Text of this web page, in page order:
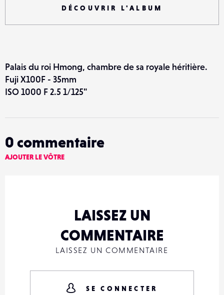
DÉCOUVRIR L'ALBUM
Palais du roi Hmong, chambre de sa royale héritière.
Fuji X100F - 35mm
ISO 1000 F 2.5 1/125"
0 commentaire
AJOUTER LE VÔTRE
LAISSEZ UN
COMMENTAIRE
LAISSEZ UN COMMENTAIRE
SE CONNECTER